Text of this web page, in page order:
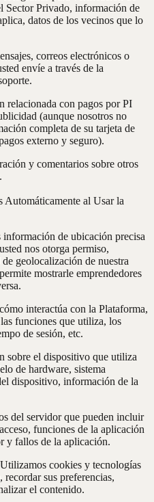
Sector Privado, información de
datos de los vecinos que lo
correos electrónicos o
envíe a través de la
relacionada con pagos por PI
(aunque nosotros no
completa de su tarjeta de
externo y seguro).
y comentarios sobre otros
al Usar la
de ubicación precisa
nos otorga permiso,
geolocalización de nuestra
mostrarle emprendedores
interactúa con la Plataforma,
funciones que utiliza, los
de sesión, etc.
sobre el dispositivo que utiliza
de hardware, sistema
dispositivo, información de la
del servidor que pueden incluir
funciones de la aplicación
y fallos de la aplicación.
cookies y tecnologías
recordar sus preferencias,
el contenido.